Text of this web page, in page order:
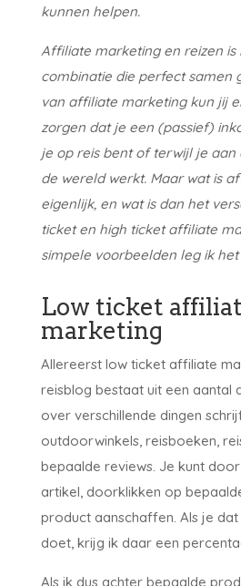
kunnen helpen.
Affiliate marketing en reizen is
combinatie die perfect samen
van affiliate marketing kun jij
zorgen dat je een (passief)
je op reis bent of terwijl je
de wereld werkt. Maar wat is
eigenlijk, en wat is dan het
ticket en high ticket affiliate
simpele voorbeelden leg ik het
Low ticket
marketing
Allereerst low ticket affiliate
reisblog bestaat uit een aantal
over verschillende dingen
outdoorwinkels, reisboeken,
bepaalde reviews. Je kunt
artikel, doorklikken op
product aanschaffen. Als je
doet, krijg ik daar een
Als ik dus achter bepaalde